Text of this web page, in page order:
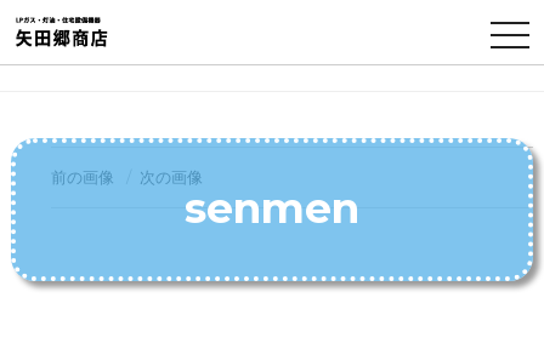
前の画像 次の画像
senmen